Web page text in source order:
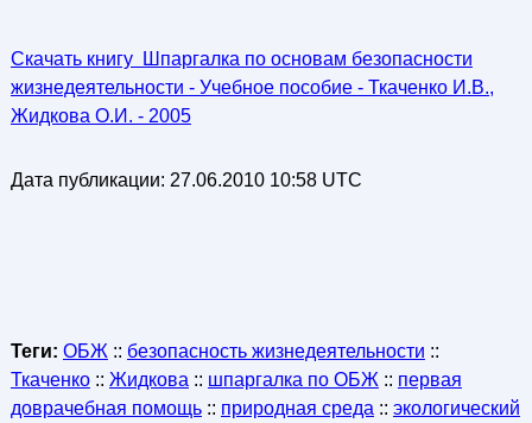
Скачать книгу Шпаргалка по основам безопасности
жизнедеятельности - Учебное пособие - Ткаченко И.В.,
Жидкова О.И. - 2005
Дата публикации: 27.06.2010 10:58 UTC
Теги: ОБЖ :: безопасность жизнедеятельности ::
Ткаченко:: Жидкова :: шпаргалка по ОБЖ :: первая
доврачебная помощь:: природная среда :: экологический